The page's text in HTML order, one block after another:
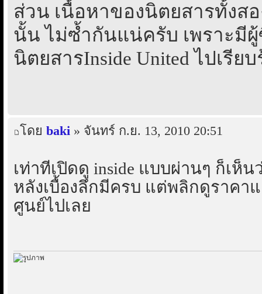
ส่วน เนื้อหาของนิตยสารทั้งส
นั้น ไม่ซ้ำกันแน่ครับ เพราะมี
นิตยสารInside United ไปเรีย
โดย baki » จันทร์ ก.ย. 13, 2010 20:51
เท่าที่เปิดดู inside แบบผ่านๆ ก็เห็
หลังเบื้องลึกมีครบ แต่พลิกดูราคา
ศูนย์ไปเลย